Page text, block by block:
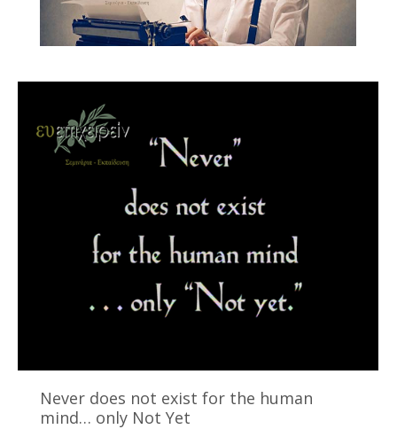
Never does not exist for the human
mind… only Not Yet